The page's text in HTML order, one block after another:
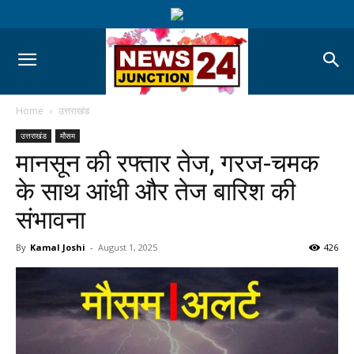
Home उत्तराखंड
उत्तराखंड मौसम
मानसून की रफ्तार तेज, गरज-चमक
के साथ आंधी और तेज बारिश की
संभावना
By Kamal Joshi - August 1, 2025 426